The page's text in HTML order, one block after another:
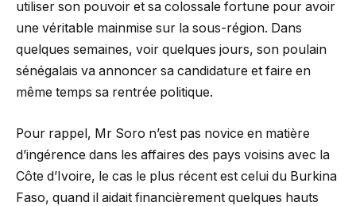
utiliser son pouvoir et sa colossale fortune pour avoir
une véritable mainmise sur la sous-région. Dans
quelques semaines, voir quelques jours, son poulain
sénégalais va annoncer sa candidature et faire en
même temps sa rentrée politique.
Pour rappel, Mr Soro n’est pas novice en matière
d’ingérence dans les affaires des pays voisins avec la
Côte d’Ivoire, le cas le plus récent est celui du Burkina
Faso, quand il aidait financièrement quelques hauts